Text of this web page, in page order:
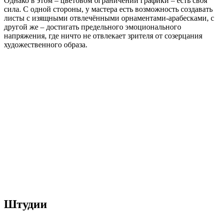
сила. С одной стороны, у мастера есть возможность создавать
листы с изящными отвлечёнными орнаментами-арабесками, с
другой же – достигать предельного эмоционального
напряжения, где ничто не отвлекает зрителя от созерцания
художественного образа.
Штудии